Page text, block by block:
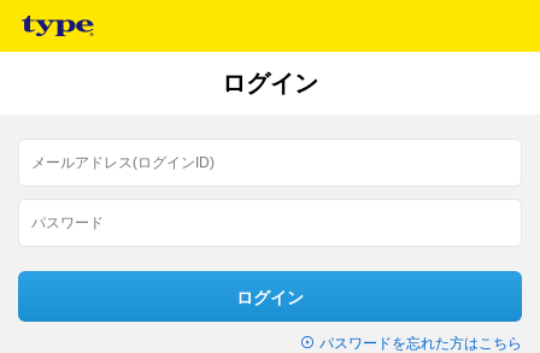
ログイン
ログイン
パスワードを忘れた方はこちら